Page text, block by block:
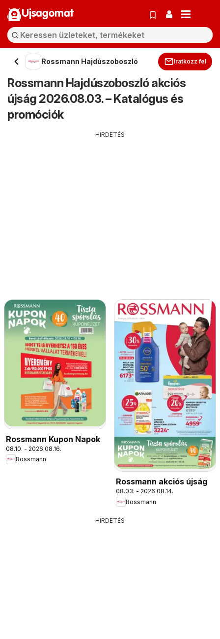
Ujsagomat
Rossmann Hajdúszoboszló Iratkozz fel
Rossmann Hajdúszoboszló akciós
újság 2026.08.03. – Katalógus és
promóciók
HIRDETÉS
Rossmann Kupon Napok
08.10. - 2026.08.16.
Rossmann
Rossmann akciós újság
08.03. - 2026.08.14.
Rossmann
HIRDETÉS